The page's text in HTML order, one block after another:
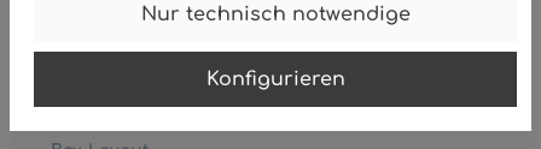
Nur technisch notwendige
Konfigurieren
Gebrauchsanweisung